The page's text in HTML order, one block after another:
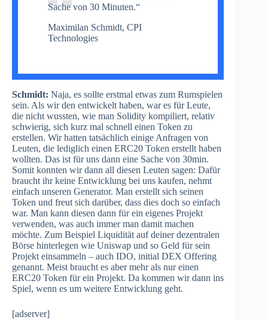
Sache von 30 Minuten.“
Maximilan Schmidt, CPI
Technologies
Schmidt: Naja, es sollte erstmal etwas zum Rumspielen
sein. Als wir den entwickelt haben, war es für Leute,
die nicht wussten, wie man Solidity kompiliert, relativ
schwierig, sich kurz mal schnell einen Token zu
erstellen. Wir hatten tatsächlich einige Anfragen von
Leuten, die lediglich einen ERC20 Token erstellt haben
wollten. Das ist für uns dann eine Sache von 30min.
Somit konnten wir dann all diesen Leuten sagen: Dafür
braucht ihr keine Entwicklung bei uns kaufen, nehmt
einfach unseren Generator. Man erstellt sich seinen
Token und freut sich darüber, dass dies doch so einfach
war. Man kann diesen dann für ein eigenes Projekt
verwenden, was auch immer man damit machen
möchte. Zum Beispiel Liquidität auf deiner dezentralen
Börse hinterlegen wie Uniswap und so Geld für sein
Projekt einsammeln – auch IDO, initial DEX Offering
genannt. Meist braucht es aber mehr als nur einen
ERC20 Token für ein Projekt. Da kommen wir dann ins
Spiel, wenn es um weitere Entwicklung geht.
[adserver]